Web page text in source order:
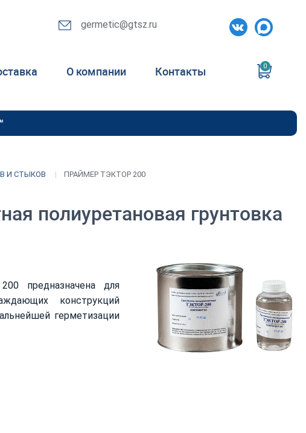
germetic@gtsz.ru
О компании Контакты 0
И СТЫКОВ ПРАЙМЕР ТЭКТОР 200
полиуретановая грунтовка
предназначена для
конструкций
герметизации